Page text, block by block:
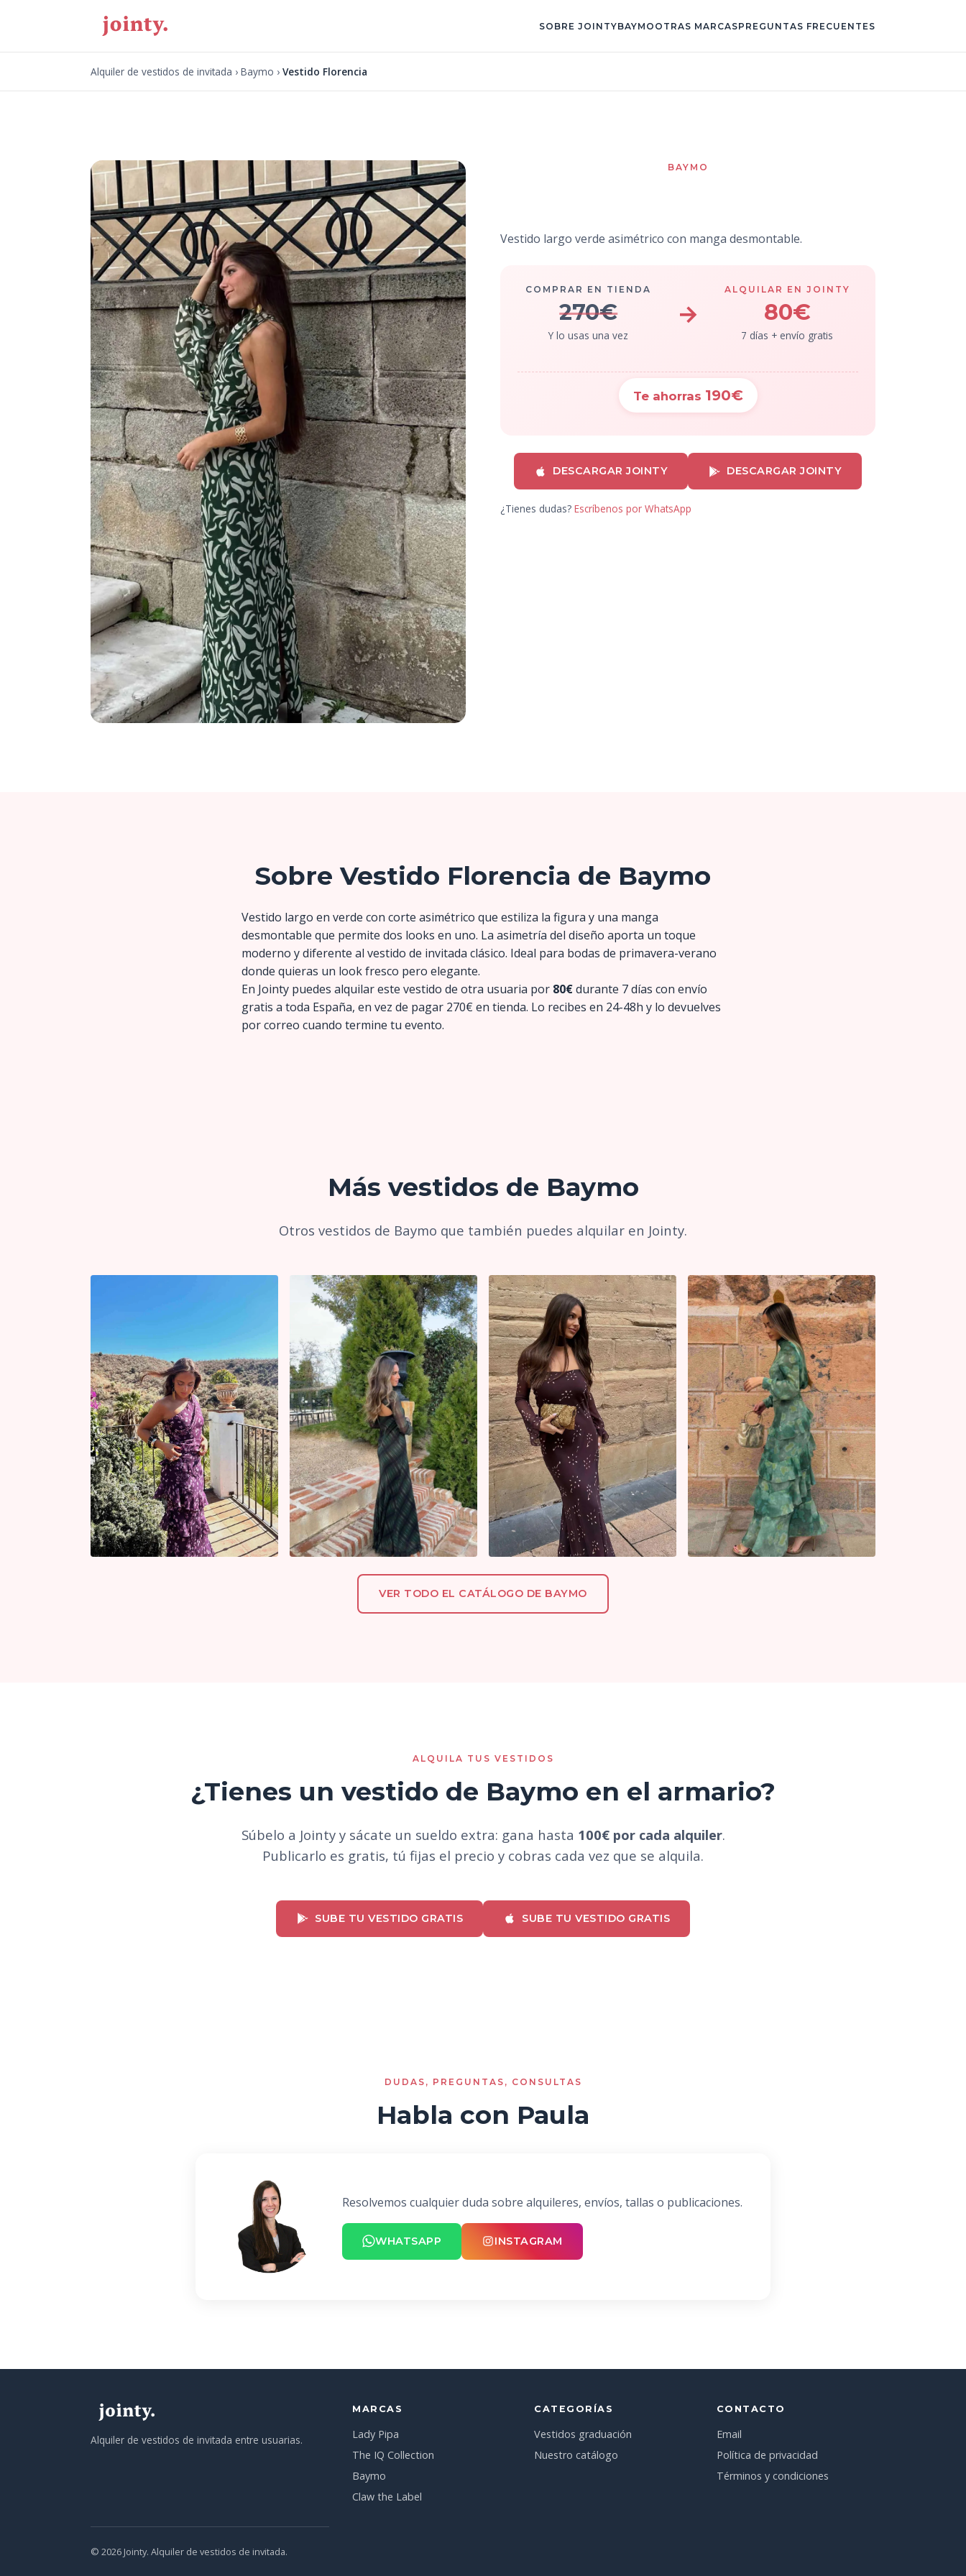
SOBRE JOINTYBAYMO OTRAS MARCASPREGUNTAS FRECUENTES
Alquiler de vestidos de invitada › Baymo › Vestido Florencia
BAYMO
Vestido largo verde asimétrico con manga desmontable.
COMPRAR EN TIENDA
270€
Y lo usas una vez
→
ALQUILAR EN JOINTY
80€
7 días + envío gratis
Te ahorras 190€
DESCARGAR JOINTY DESCARGAR JOINTY
¿Tienes dudas? Escríbenos por WhatsApp
Sobre Vestido Florencia de Baymo
Vestido largo en verde con corte asimétrico que estiliza la figura y una manga
desmontable que permite dos looks en uno. La asimetría del diseño aporta un toque
moderno y diferente al vestido de invitada clásico. Ideal para bodas de primavera-verano
donde quieras un look fresco pero elegante.
En Jointy puedes alquilar este vestido de otra usuaria por 80€durante 7 días con envío
gratis a toda España, en vez de pagar 270€ en tienda. Lo recibes en 24-48h y lo devuelves
por correo cuando termine tu evento.
Más vestidos de Baymo
Otros vestidos de Baymo que también puedes alquilar en Jointy.
VER TODO EL CATÁLOGO DE BAYMO
ALQUILA TUS VESTIDOS
¿Tienes un vestido de Baymo en el armario?
Súbelo a Jointy y sácate un sueldo extra: gana hasta 100€ por cada alquiler.
Publicarlo es gratis, tú fijas el precio y cobras cada vez que se alquila.
SUBE TU VESTIDO GRATIS SUBE TU VESTIDO GRATIS
DUDAS, PREGUNTAS, CONSULTAS
Habla con Paula
Resolvemos cualquier duda sobre alquileres, envíos, tallas o publicaciones.
WHATSAPP INSTAGRAM
Alquiler de vestidos de invitada entre usuarias.
MARCAS
Lady Pipa
The IQ Collection
Baymo
Claw the Label
CATEGORÍAS
Vestidos graduación
Nuestro catálogo
CONTACTO
Email
Política de privacidad
Términos y condiciones
© 2026 Jointy. Alquiler de vestidos de invitada.